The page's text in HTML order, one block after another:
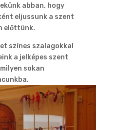
abban, hogy
eljussunk a szent
előttünk.
színes szalagokkal
a jelképes szent
sokan